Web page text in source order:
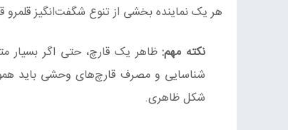
هر یک نماینده بخشی از تنوع شگفت‌انگیز قلمرو
نکته مهم:ظاهر یک قارچ، حتی اگر بسیار
شناسایی و مصرف قارچ‌های وحشی باید
شکل ظاهری.